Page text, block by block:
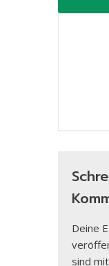
Deine
sind mit